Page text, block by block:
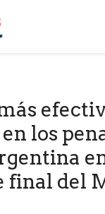
los
final del